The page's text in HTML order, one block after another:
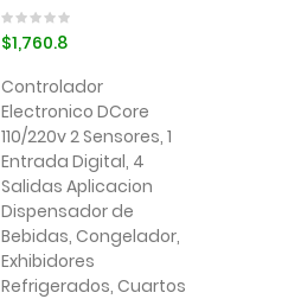
$1,760.8
Controlador
Electronico DCore
110/220v 2 Sensores, 1
Entrada Digital, 4
Salidas Aplicacion
Dispensador de
Bebidas, Congelador,
Exhibidores
Refrigerados, Cuartos